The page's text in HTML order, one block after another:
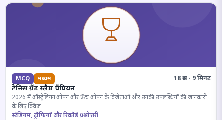
MCQ मध्यम 18 प्रश्न · 9 मिनट
टेनिस ग्रैंड स्लैम चैंपियन
2026 में ऑस्ट्रेलियन ओपन और फ्रेंच ओपन के विजेताओं और उनकी उपलब्धियों की जानकारी
के लिए क्विज़।
स्टेडियम, ट्रॉफियाँ और रिकॉर्ड प्रश्नोत्तरी